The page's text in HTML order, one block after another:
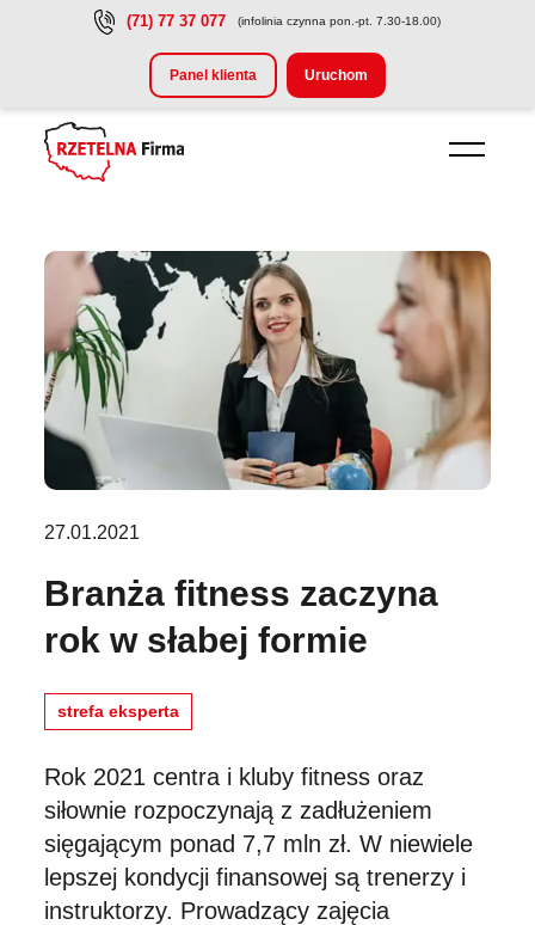
Przejdź do treści głównej
(71) 77 37 077 (infolinia czynna pon.-pt. 7.30-18.00)
Panel klienta Uruchom
27.01.2021
Branża fitness zaczyna
rok w słabej formie
strefa eksperta
Rok 2021 centra i kluby fitness oraz
siłownie rozpoczynają z zadłużeniem
sięgającym ponad 7,7 mln zł. W niewiele
lepszej kondycji finansowej są trenerzy i
instruktorzy. Prowadzący zajęcia